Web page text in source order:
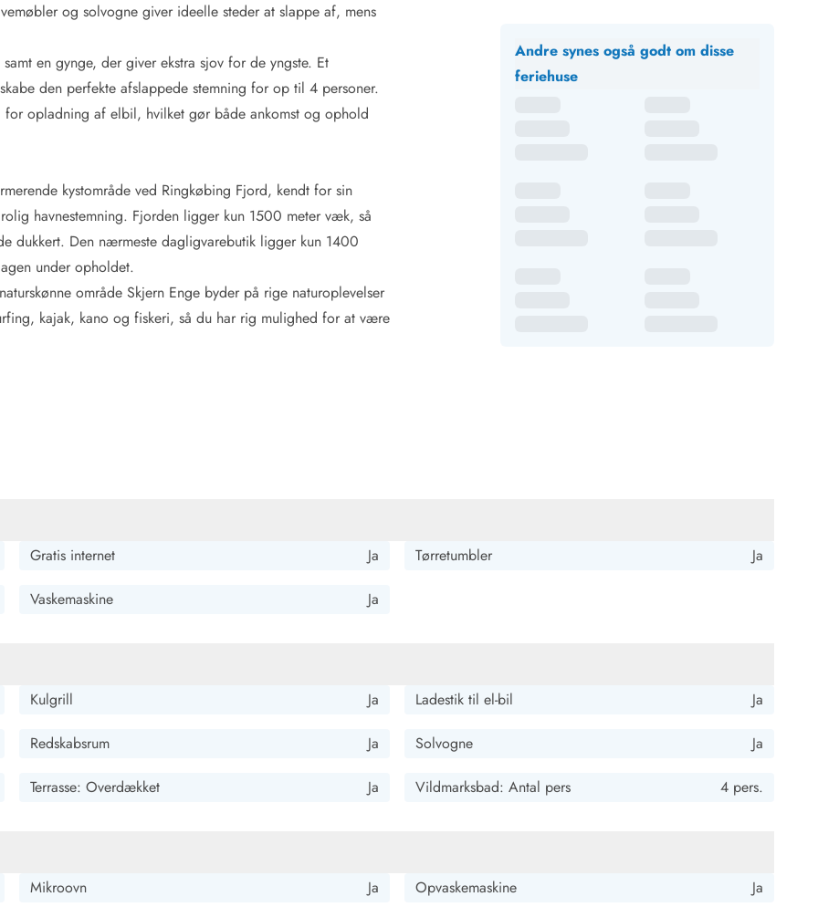
og solvogne giver ideelle steder at slappe af, mens
en gynge, der giver ekstra sjov for de yngste. Et
den perfekte afslappede stemning for op til 4 personer.
opladning af elbil, hvilket gør både ankomst og ophold
kystområde ved Ringkøbing Fjord, kendt for sin
havnestemning. Fjorden ligger kun 1500 meter væk, så
dukkert. Den nærmeste dagligvarebutik ligger kun 1400
under opholdet.
område Skjern Enge byder på rige naturoplevelser
kajak, kano og fiskeri, så du har rig mulighed for at være
Andre synes også godt om disse
feriehuse
Gratis internet Ja Tørretumbler Ja
Vaskemaskine Ja
Kulgrill Ja Ladestik til el-bil Ja
Redskabsrum Ja Solvogne Ja
Terrasse: Overdækket Ja Vildmarksbad: Antal pers 4 pers.
Mikroovn Ja Opvaskemaskine Ja